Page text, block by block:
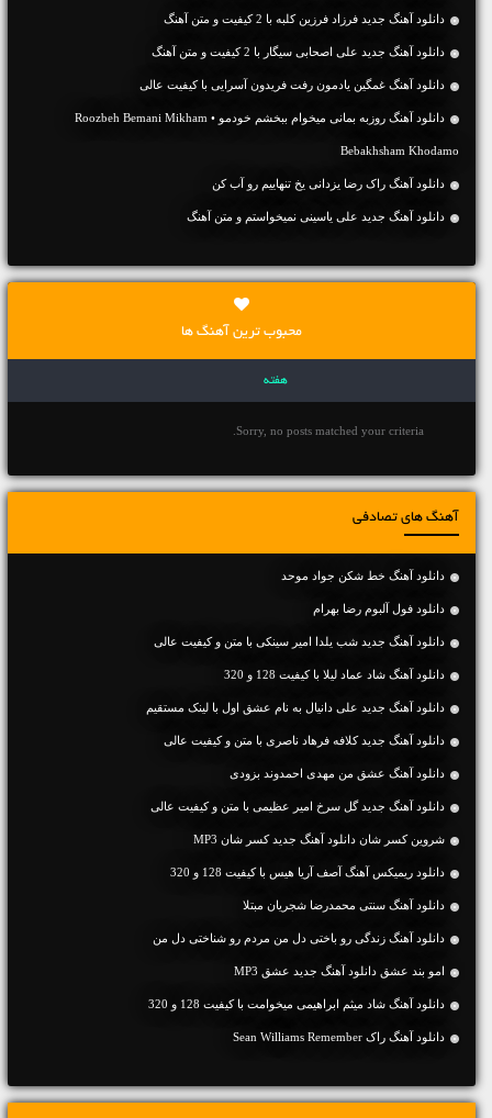
دانلود آهنگ جديد فرزاد فرزین کلبه با 2 کیفیت و متن آهنگ
دانلود آهنگ جديد علی اصحابی سیگار با 2 کیفیت و متن آهنگ
دانلود آهنگ غمگین یادمون رفت فریدون آسرایی با کیفیت عالی
دانلود آهنگ روزبه بمانی میخوام ببخشم خودمو • Roozbeh Bemani Mikham
Bebakhsham Khodamo
دانلود آهنگ راک رضا یزدانی یخ تنهاییم رو آب کن
دانلود آهنگ جديد علی یاسینی نمیخواستم و متن آهنگ
محبوب ترین آهنگ ها
هفته
Sorry, no posts matched your criteria.
آهنگ های تصادفی
دانلود آهنگ خط شکن جواد موحد
دانلود فول آلبوم رضا بهرام
دانلود آهنگ جديد شب یلدا امیر سینکی با متن و کیفیت عالی
دانلود آهنگ شاد عماد لیلا با کیفیت 128 و 320
دانلود آهنگ جديد علی دانیال به نام عشق اول با لینک مستقیم
دانلود آهنگ جديد کلافه فرهاد ناصری با متن و کیفیت عالی
دانلود آهنگ عشق من مهدی احمدوند بزودی
دانلود آهنگ جديد گل سرخ امیر عظیمی با متن و کیفیت عالی
شروین کسر شان دانلود آهنگ جدید کسر شان MP3
دانلود ریمیکس آهنگ آصف آریا هیس با کیفیت 128 و 320
دانلود آهنگ سنتی محمدرضا شجریان مبتلا
دانلود آهنگ زندگی رو باختی دل من مردم رو شناختی دل من
امو بند عشق دانلود آهنگ جدید عشق MP3
دانلود آهنگ شاد میثم‌ ابراهیمی میخوامت با کیفیت 128 و 320
دانلود آهنگ راک Sean Williams Remember